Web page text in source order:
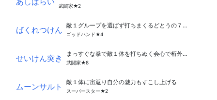
武闘家★2
ばくれつけん 敵１グループを選ばず打ちまくるどとうの７連撃
ゴッドハンド★4
せいけん突き まっすぐな拳で敵１体を打ちぬく会心で桁外れの威力
武闘家★8
ムーンサルト 敵１体に宙返り自分の魅力もすこし上げる
スーパースター★2